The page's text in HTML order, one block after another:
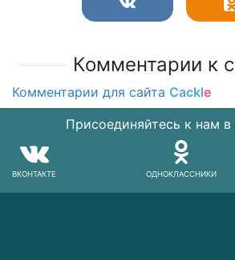
Комментарии к
Комментарии для сайта Cackle
Присоединяйтесь к нам в
ВКОНТАКТЕ ОДНОКЛАССНИКИ